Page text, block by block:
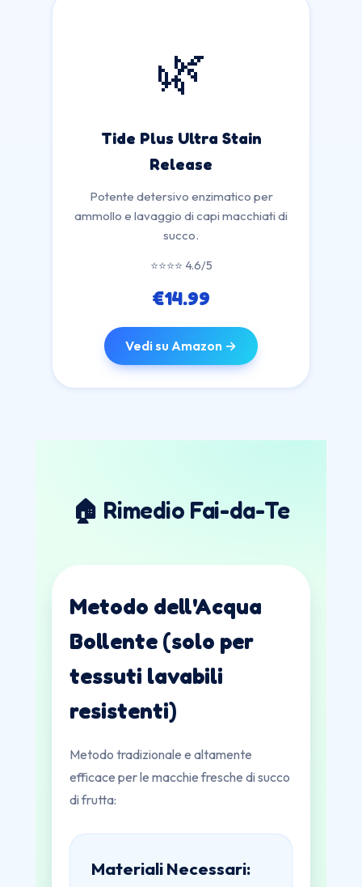
🌿
Tide Plus Ultra Stain
Release
Potente detersivo enzimatico per
ammollo e lavaggio di capi macchiati di
succo.
⭐⭐⭐⭐ 4.6/5
€14.99
Vedi su Amazon →
🏠 Rimedio Fai-da-Te
Metodo dell'Acqua
Bollente (solo per
tessuti lavabili
resistenti)
Metodo tradizionale e altamente
efficace per le macchie fresche di succo
di frutta:
Materiali Necessari: